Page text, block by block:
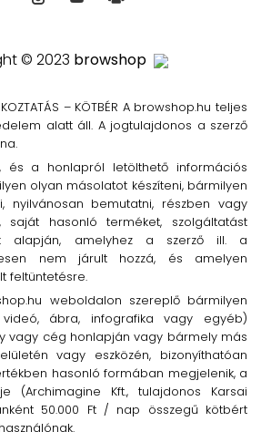
© 2023 browshop
– KÖTBÉR A browshop.hu teljes
alatt áll. A jogtulajdonos a szerző
és a honlapról letölthető információs
olyan másolatot készíteni, bármilyen
nyilvánosan bemutatni, részben vagy
saját hasonló terméket, szolgáltatást
alapján, amelyhez a szerző ill. a
nem járult hozzá, és amelyen
feltüntetésre.
weboldalon szereplő bármilyen
ábra, infografika vagy egyéb)
vagy cég honlapján vagy bármely más
vagy eszközén, bizonyíthatóan
hasonló formában megjelenik, a
(Archimagine Kft., tulajdonos Karsai
50.000 Ft / nap összegű kötbért